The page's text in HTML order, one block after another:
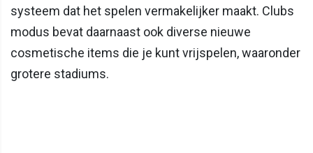
systeem dat het spelen vermakelijker maakt. Clubs
modus bevat daarnaast ook diverse nieuwe
cosmetische items die je kunt vrijspelen, waaronder
grotere stadiums.